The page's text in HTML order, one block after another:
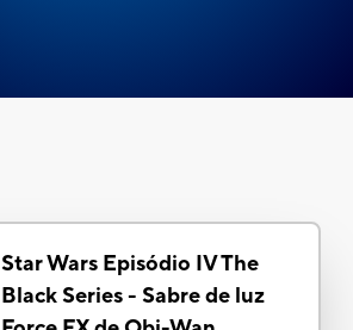
Star Wars Episódio IV The
Black Series - Sabre de luz